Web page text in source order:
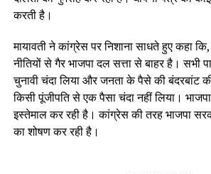
करती है।
मायावती ने कांग्रेस पर निशाना साधते हुए कहा
नीतियों से गैर भाजपा दल सत्ता से बाहर है। सभी
चुनावी चंदा लिया और जनता के पैसे की बंदरबांट
किसी पूंजीपति से एक पैसा चंदा नहीं लिया।
इस्तेमाल कर रही है। कांग्रेस की तरह भाजपा
का‌ शोषण कर रही है।